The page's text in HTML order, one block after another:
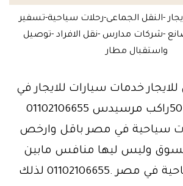
-النقل الجماعى-رحلات سياحية-تسفير
-شركات مدارس -نقل الافراد -توصيل
واستقبال مطار
خدمات سيارات للايجار في
القاهرة|باص 50راكب مرسيدس 01102106655
سياحية في مصر باقل وارخص
وليس ليها منافس مابين
الشركات السياحية في مصر .01102106655 لذلك